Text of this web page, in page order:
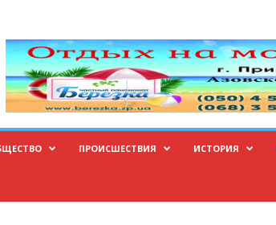
ПРОИСШЕСТВИЯ ИСТОРИЯ